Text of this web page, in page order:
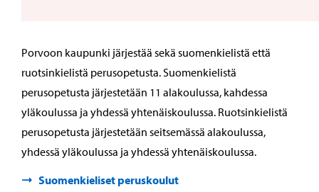
Porvoon kaupunki järjestää sekä suomenkielistä että
ruotsinkielistä perusopetusta. Suomenkielistä
perusopetusta järjestetään 11 alakoulussa, kahdessa
yläkoulussa ja yhdessä yhtenäiskoulussa. Ruotsinkielistä
perusopetusta järjestetään seitsemässä alakoulussa,
yhdessä yläkoulussa ja yhdessä yhtenäiskoulussa.
Suomenkieliset peruskoulut